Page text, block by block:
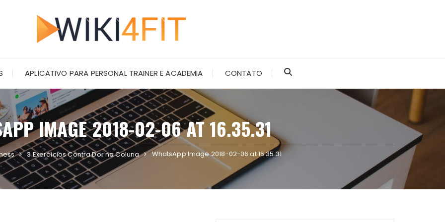
APLICATIVO PARA PERSONAL TRAINER E ACADEMIA CONTATO
IMAGE 2018-02-06 AT 16.35.31
3 Exercícios Contra Dor na Coluna WhatsApp Image 2018-02-06 at 16.35.31